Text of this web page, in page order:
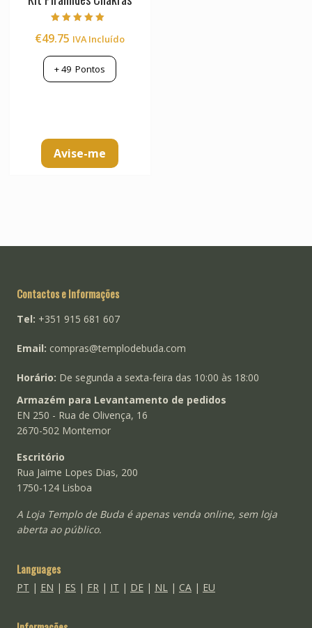
5.00
€49.75 IVA Incluído
+49 Pontos
Avise-me
Contactos e Informações
Tel: +351 915 681 607
Email: compras@templodebuda.com
Horário: De segunda a sexta-feira das 10:00 às 18:00
Armazém para Levantamento de pedidos
EN 250 - Rua de Olivença, 16
2670-502 Montemor
Escritório
Rua Jaime Lopes Dias, 200
1750-124 Lisboa
A Loja Templo de Buda é apenas venda online, sem loja
aberta ao público.
Languages
PT | EN | ES | FR| IT | DE| NL| CA| EU